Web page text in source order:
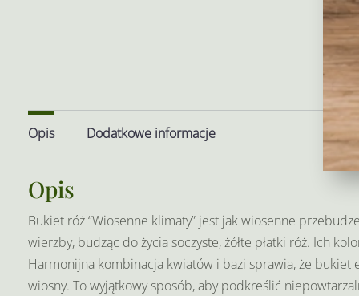
Opis Dodatkowe informacje
Opis
Bukiet róż “Wiosenne klimaty” jest jak wiosenne
wierzby, budząc do życia soczyste, żółte płatki róż. Ich
Harmonijna kombinacja kwiatów i bazi sprawia, że bukiet
wiosny. To wyjątkowy sposób, aby podkreślić